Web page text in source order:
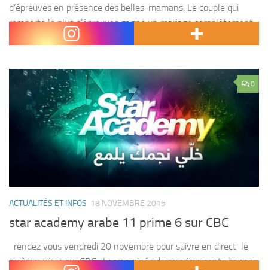
d’épreuves en présence des belles-mamans. Le couple qui
remporte le plus d’épreuves gagne un mariage complètement
pris en charge, un voyage de noces...
0
ACTUALITÉS ET INFOS 18 NOVEMBRE 2015
star academy arabe 11 prime 6 sur CBC
rendez vous vendredi 20 novembre pour suivre en direct le
sixième prime sur CBC . Les nominés de ce prime sont : hanan